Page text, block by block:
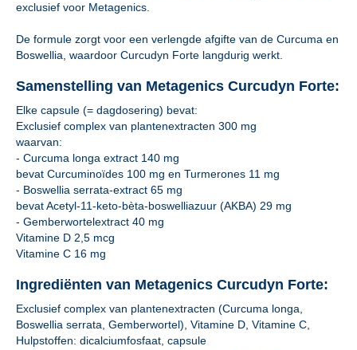
exclusief voor Metagenics.
De formule zorgt voor een verlengde afgifte van de Curcuma en
Boswellia, waardoor Curcudyn Forte langdurig werkt.
Samenstelling van Metagenics Curcudyn Forte:
Elke capsule (= dagdosering) bevat:
Exclusief complex van plantenextracten 300 mg
waarvan:
- Curcuma longa extract 140 mg
bevat Curcuminoïdes 100 mg en Turmerones 11 mg
- Boswellia serrata-extract 65 mg
bevat Acetyl-11-keto-bèta-boswelliazuur (AKBA) 29 mg
- Gemberwortelextract 40 mg
Vitamine D 2,5 mcg
Vitamine C 16 mg
Ingrediënten van Metagenics Curcudyn Forte:
Exclusief complex van plantenextracten (Curcuma longa,
Boswellia serrata, Gemberwortel), Vitamine D, Vitamine C,
Hulpstoffen: dicalciumfosfaat, capsule